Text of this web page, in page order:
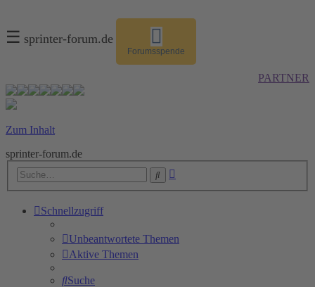
☰ sprinter-forum.de
Forumsspende
PARTNER
Zum Inhalt
sprinter-forum.de
Suche
Schnellzugriff
Unbeantwortete Themen
Aktive Themen
Suche